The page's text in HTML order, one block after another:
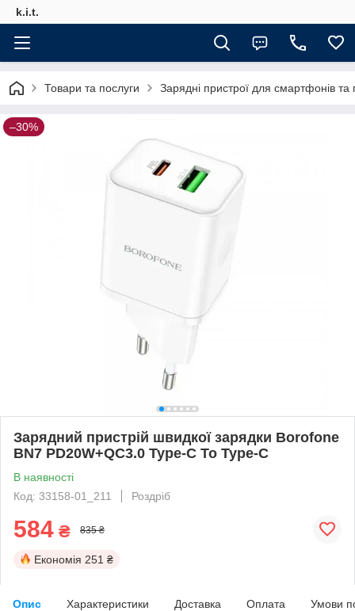
k.i.t.
Товари та послуги Зарядні пристрої для смартфонів та
–30%
Зарядний пристрій швидкої зарядки Borofone
BN7 PD20W+QC3.0 Type-C To Type-C
В наявності
Код: 33158-01_211
Роздріб
584 ₴ 835 ₴
Економія 251 ₴
Опис Характеристики Доставка Оплата Умови